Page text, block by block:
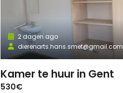
dierenarts.hans.smet@gmail.com
2 dagen ago
Kamer te huur in Gent
530€